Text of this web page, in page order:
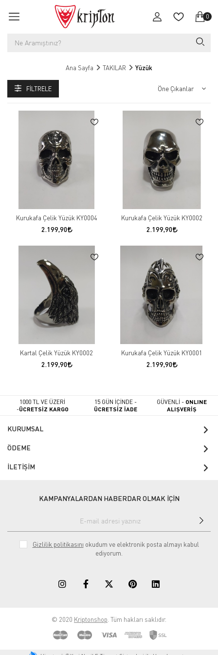
0
Ana Sayfa TAKILAR Yüzük
FILTRELE
Kurukafa Çelik Yüzük KY0004
2.199,90
Kurukafa Çelik Yüzük KY0002
2.199,90
Kartal Çelik Yüzük KY0002
2.199,90
Kurukafa Çelik Yüzük KY0001
2.199,90
1000 TL VE ÜZERİ
-ÜCRETSİZ KARGO
15 GÜN İÇİNDE -
ÜCRETSİZ İADE
GÜVENLİ - ONLINE
ALIŞVERİŞ
KURUMSAL
ÖDEME
İLETİŞİM
KAMPANYALARDAN HABERDAR OLMAK İÇİN
Gizlilik politikasını okudum ve elektronik posta almayı kabul
ediyorum.
© 2020 Kriptonshop . Tüm hakları saklıdır.